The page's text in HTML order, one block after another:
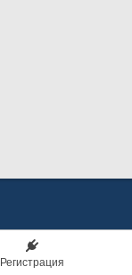
Регистрация